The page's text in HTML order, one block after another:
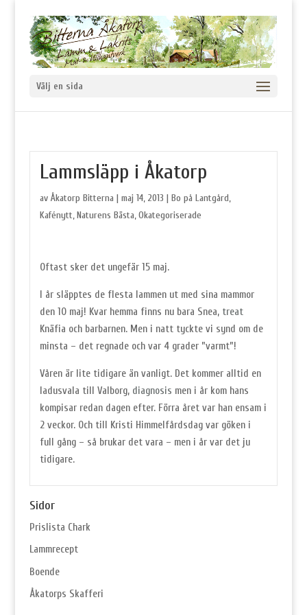
Välj en sida
Lammsläpp i Åkatorp
avÅkatorp Bitterna |maj 14, 2013 |Bo på Lantgård,
Kafénytt,Naturens Bästa,Okategoriserade
Oftast sker det ungefär 15 maj.
I år släpptes de flesta lammen ut med sina mammor
den 10 maj! Kvar hemma finns nu bara Snea, treat
Knäfia och barbarnen. Men i natt tyckte vi synd om de
minsta – det regnade och var 4 grader ”varmt”!
Våren är lite tidigare än vanligt. Det kommer alltid en
ladusvala till Valborg, diagnosis men i år kom hans
kompisar redan dagen efter. Förra året var han ensam i
2 veckor. Och till Kristi Himmelfårdsdag var göken i
full gång – så brukar det vara – men i år var det ju
tidigare.
Sidor
Prislista Chark
Lammrecept
Boende
Åkatorps Skafferi